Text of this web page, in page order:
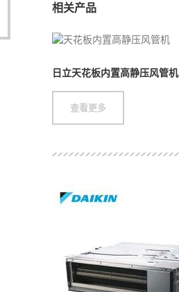
相关产品
日立天花板内置高静压风管机
查看更多